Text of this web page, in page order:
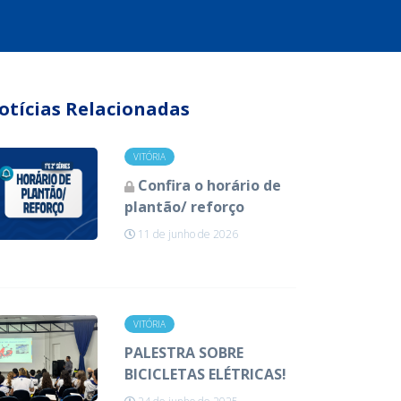
Relacionadas
VITÓRIA
Confira o horário de
plantão/ reforço
11 de junho de 2026
VITÓRIA
PALESTRA SOBRE
BICICLETAS ELÉTRICAS!